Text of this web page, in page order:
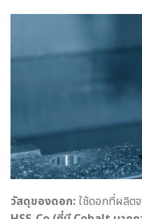
วัสดุของดอก:ใช้ดอกที่ผลิต